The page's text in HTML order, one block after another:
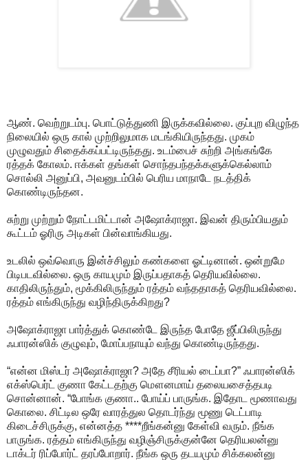
ஆண். வெற்றுடம்பு. பொட்டுத்துணி இருக்கவில்லை. குப்புற விழுந்த
நிலையில் ஒரு கால் முற்றிலுமாக மடங்கியிருந்தது. முகம்
முழுவதும் சிதைக்கப்பட்டிருந்தது. உடம்பைச் சுற்றி அங்கங்கே
ரத்தக் கோலம். ஈக்கள் தங்கள் சொந்தபந்தக்களுக்கெல்லாம்
சொல்லி அனுப்பி, அவனுடம்பில் பெரிய மாநாடே நடத்திக்
கொண்டிருந்தன.
சுற்று முற்றும் நோட்டமிட்டான் அஷோக்ராஜா. இவன் திரும்பியதும்
கூட்டம் ஓரிரு அடிகள் பின்வாங்கியது.
உடலில் ஒவ்வொரு இன்ச்சிலும் கண்களை ஓட்டினான். ஒன்றுமே
பிடிபடவில்லை. ஒரு காயமும் இருப்பதாகத் தெரியவில்லை.
காதிலிருந்தும், மூக்கிலிருந்தும் ரத்தம் வந்ததாகத் தெரியவில்லை.
ரத்தம் எங்கிருந்து வழிந்திருக்கிறது?
அஷோக்ராஜா பார்த்துக் கொண்டே இருந்த போதே ஜீப்பிலிருந்து
ஃபாரன்ஸிக் குழுவும், மோப்பநாயும் வந்து கொண்டிருந்தது.
“என்ன மிஸ்டர் அஷோக்ராஜா? அதே சீரியல் டைப்பா?” ஃபாரன்ஸிக்
எக்ஸ்பெர்ட் குணா கேட்டதற்கு மௌனமாய் தலையசைத்தபடி
சொன்னான். “போங்க குணா.. போய்ப் பாருங்க. இதோட மூணாவது
கொலை. சிட்டில ஒரே வாரத்துல தொடர்ந்து மூணு டெட்பாடி
கிடைச்சிருக்கு, என்னத்த ****றீங்கன்னு கேள்வி வரும். நீங்க
பாருங்க. ரத்தம் எங்கிருந்து வழிஞ்சிருக்குன்னே தெரியலன்னு
டாக்டர் ரிப்போர்ட் தரப்போறார். நீங்க ஒரு தடயமும் சிக்கலன்னு